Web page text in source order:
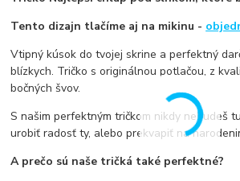
Tento dizajn tlačíme aj na mikinu -
Vtipný kúsok do tvojej skrine a perfektný
blízkych. Tričko s originálnou potlačou, z
bočných švov.
S našim perfektným tričkom nikdy nebudeš
urobiť radosť ty, alebo prekvapiť na
A prečo sú naše tričká také perfektné?